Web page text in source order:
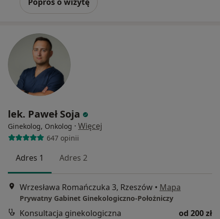
Poproś o wizytę
lek. Paweł Soja
Ginekolog, Onkolog · Więcej
647 opinii
Adres 1 Adres 2
Wrzesława Romańczuka 3, Rzeszów • Mapa
Prywatny Gabinet Ginekologiczno-Położniczy
Konsultacja ginekologiczna
od 200 zł